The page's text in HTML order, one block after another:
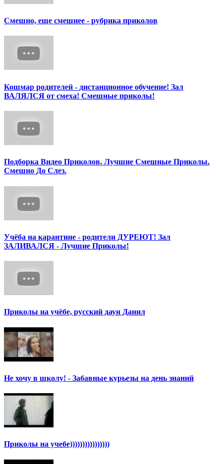
Смешно, еще смешнее - рубрика приколов
Кошмар родителей - дистанционное обучение! Зал
ВАЛЯЛСЯ от смеха! Смешные приколы!
Подборка Видео Приколов. Лучшие Смешные Приколы.
Смешно До Слез.
Учёба на карантине - родители ДУРЕЮТ! Зал
ЗАЛИВАЛСЯ - Лучшие Приколы!
Приколы на учёбе, русский даун Данил
Не хочу в школу! - Забавные курьезы на день знаний
Приколы на учебе))))))))))))))))